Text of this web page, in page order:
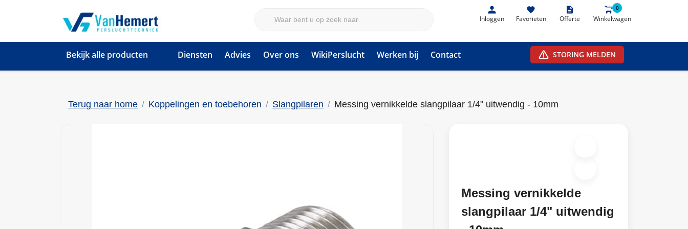
Inloggen Favorieten Offerte
0
Winkelwagen
Bekijk alle producten Diensten Advies Over ons WikiPerslucht Werken bij Contact STORING MELDEN
Terug naar home Koppelingen en toebehoren Slangpilaren Messing vernikkelde slangpilaar 1/4" uitwendig - 10mm
Messing vernikkelde
slangpilaar 1/4" uitwendig